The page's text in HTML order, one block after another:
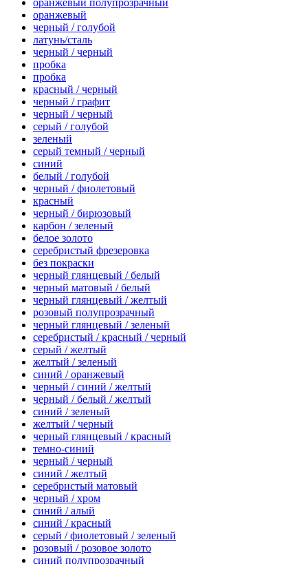
оранжевый полупрозрачный
оранжевый
черный / голубой
латунь/сталь
черный / черный
пробка
пробка
красный / черный
черный / графит
черный / черный
серый / голубой
зеленый
серый темный / черный
синий
белый / голубой
черный / фиолетовый
красный
черный / бирюзовый
карбон / зеленый
белое золото
серебристый фрезеровка
без покраски
черный глянцевый / белый
черный матовый / белый
черный глянцевый / желтый
розовый полупрозрачный
черный глянцевый / зеленый
серебристый / красный / черный
серый / желтый
желтый / зеленый
синий / оранжевый
черный / синий / желтый
черный / белый / желтый
синий / зеленый
желтый / черный
черный глянцевый / красный
темно-синий
черный / черный
синий / желтый
серебристый матовый
черный / хром
синий / алый
синий / красный
серый / фиолетовый / зеленый
розовый / розовое золото
синий полупрозрачный